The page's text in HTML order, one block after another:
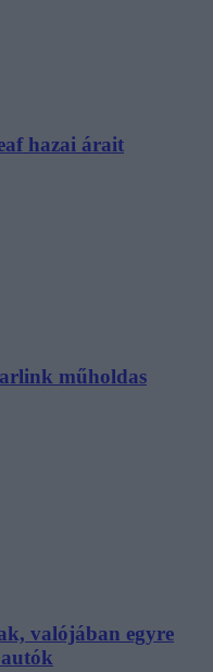
hazai árait
műholdas
valójában egyre